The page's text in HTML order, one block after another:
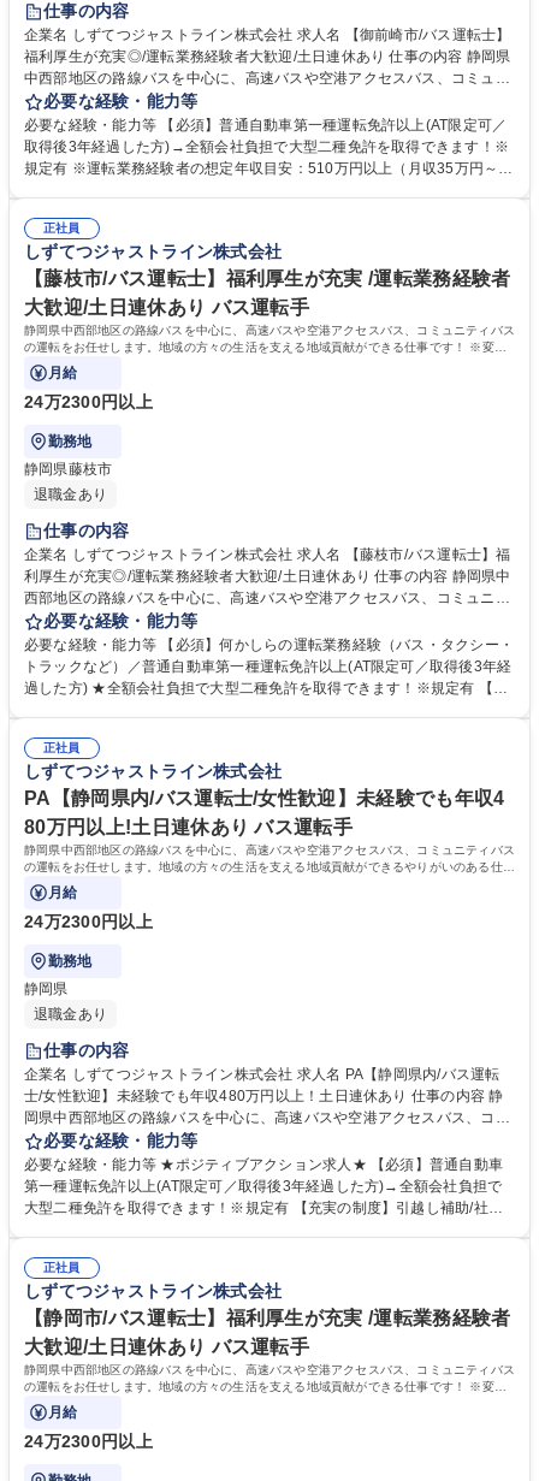
仕事の内容
企業名 しずてつジャストライン株式会社 求人名 【御前崎市/バス運転士】
福利厚生が充実◎/運転業務経験者大歓迎/土日連休あり 仕事の内容 静岡県
中西部地区の路線バスを中心に、高速バスや空港アクセスバス、コミュニ
ティバスの運転をお任せします。地域の方々の生活を支える地域貢献がで
きる仕事です！ ※変更の範囲：当社業務全般 ＜入社後の流れ＞■大型二種
免許の取得(約1ヵ月)／全額会社負担※規定あり ■安全研修センターでの研
修(約2～3ヵ月)：座学・実技 ■営業所での研修(約1ヵ月)・デビュー 募集職
必要な経験・能力等
必要な経験・能力等 【必須】普通自動車第一種運転免許以上(AT限定可／
取得後3年経過した方)→全額会社負担で大型二種免許を取得できます！※
規定有 ※運転業務経験者の想定年収目安：510万円以上（月収35万円～）
用補助。階層別で従業員に沿った独自の研修制度。このように仕事面の成
長と充実した福利厚生でワークライフバランスが整えられます。 学歴・資
格 学歴：大学院 大学 高専 短大 専修学校 高校 語学力： 資格：第一種運転
免許普通自動車
正社員
しずてつジャストライン株式会社
【藤枝市/バス運転士】福利厚生が充実 /運転業務経験者
大歓迎/土日連休あり バス運転手
静岡県中西部地区の路線バスを中心に、高速バスや空港アクセスバス、コミュニティバス
の運転をお任せします。地域の方々の生活を支える地域貢献ができる仕事です！ ※変更
の範囲：当社業務全般
月給
24万2300円以上
勤務地
静岡県藤枝市
退職金あり
仕事の内容
企業名 しずてつジャストライン株式会社 求人名 【藤枝市/バス運転士】福
利厚生が充実◎/運転業務経験者大歓迎/土日連休あり 仕事の内容 静岡県中
西部地区の路線バスを中心に、高速バスや空港アクセスバス、コミュニテ
ィバスの運転をお任せします。地域の方々の生活を支える地域貢献ができ
る仕事です！ ※変更の範囲：当社業務全般 ＜入社後の流れ＞■大型二種免
許の取得(約1ヵ月)／全額会社負担※規定あり ■安全研修センターでの研修
(約2～3ヵ月)：座学・実技 ■営業所での研修(約1ヵ月)・デビュー 募集職種
必要な経験・能力等
必要な経験・能力等 【必須】何かしらの運転業務経験（バス・タクシー・
トラックなど）／普通自動車第一種運転免許以上(AT限定可／取得後3年経
過した方) ★全額会社負担で大型二種免許を取得できます！※規定有 【充
助。階層別で従業員に沿った独自の研修制度。このように仕事面の成長と
充実した福利厚生でワークライフバランスが整えられます。 学歴・資格
学歴：大学院 大学 高専 短大 専修学校 高校 語学力： 資格：第一種運転免
許普通自動車
正社員
しずてつジャストライン株式会社
PA【静岡県内/バス運転士/女性歓迎】未経験でも年収4
80万円以上!土日連休あり バス運転手
静岡県中西部地区の路線バスを中心に、高速バスや空港アクセスバス、コミュニティバス
の運転をお任せします。地域の方々の生活を支える地域貢献ができるやりがいのある仕事
です！ ※変更の範囲：当社業務全般
月給
24万2300円以上
勤務地
静岡県
退職金あり
仕事の内容
企業名 しずてつジャストライン株式会社 求人名 PA【静岡県内/バス運転
士/女性歓迎】未経験でも年収480万円以上！土日連休あり 仕事の内容 静
岡県中西部地区の路線バスを中心に、高速バスや空港アクセスバス、コミ
ュニティバスの運転をお任せします。地域の方々の生活を支える地域貢献
ができるやりがいのある仕事です！ ※変更の範囲：当社業務全般 ＜入社
後の流れ＞■大型二種免許の取得(約1ヵ月)／全額会社負担※規定あり ■安
全研修センターでの研修(約2～3ヵ月)：座学・実技 ■営業所での研修(約1
憩室もあり、働きやすい環境が整っています。現在は50名以上の女性運転
士が活躍しています！ 募集職種 PA【静岡県内/バス運転士/女性歓迎】未経
験でも年収480万円以上！土日連休あり
必要な経験・能力等
必要な経験・能力等 ★ポジティブアクション求人★ 【必須】普通自動車
第一種運転免許以上(AT限定可／取得後3年経過した方)→全額会社負担で
大型二種免許を取得できます！※規定有 【充実の制度】引越し補助/社宅
設利用補助や各種保険割引など、充実した福利厚生で働きやすい環境を整
えています。 学歴・資格 学歴：大学院 大学 高専 短大 専修学校 高校 語学
力： 資格：第一種運転免許普通自動車
正社員
しずてつジャストライン株式会社
【静岡市/バス運転士】福利厚生が充実 /運転業務経験者
大歓迎/土日連休あり バス運転手
静岡県中西部地区の路線バスを中心に、高速バスや空港アクセスバス、コミュニティバス
の運転をお任せします。地域の方々の生活を支える地域貢献ができる仕事です！ ※変更
の範囲：当社業務全般
月給
24万2300円以上